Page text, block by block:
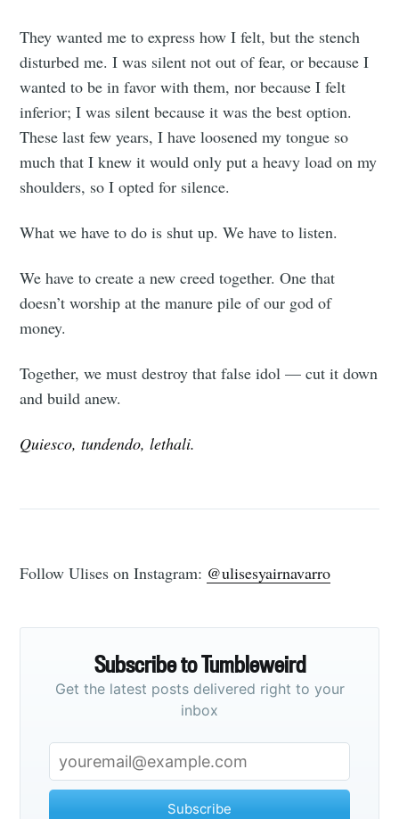
They wanted me to express how I felt, but the stench
disturbed me. I was silent not out of fear, or because I
wanted to be in favor with them, nor because I felt
inferior; I was silent because it was the best option.
These last few years, I have loosened my tongue so
much that I knew it would only put a heavy load on my
shoulders, so I opted for silence.
What we have to do is shut up. We have to listen.
We have to create a new creed together. One that
doesn’t worship at the manure pile of our god of
money.
Together, we must destroy that false idol — cut it down
and build anew.
Quiesco, tundendo, lethali.
Follow Ulises on Instagram: @ulisesyairnavarro
Subscribe to Tumbleweird
Get the latest posts delivered right to your
inbox
Subscribe